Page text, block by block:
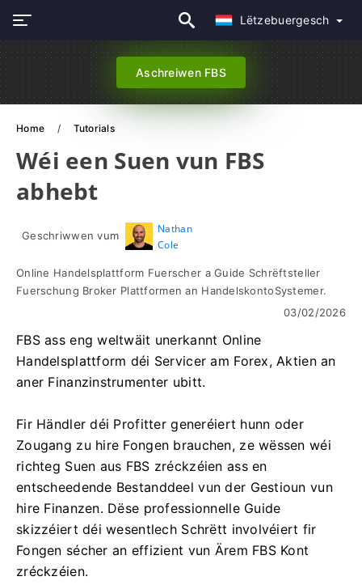
Lëtzebuergesch
Aschreiwen FBS
Home Tutorials
Wéi een Suen vun FBS
abhebt
Geschriwwen vum
Nathan
Cole
Online Handelsplattform Fuerscher a Guide Schrëftsteller
Fuerschung Broker Plattformen an HandelskontoSystemer.
03/02/2026
FBS ass eng weltwäit unerkannt Online
Handelsplattform déi Servicer am Forex, Aktien an
aner Finanzinstrumenter ubitt.
Fir Händler déi Profitter generéiert hunn oder
Zougang zu hire Fongen brauchen, ze wëssen wéi
richteg Suen aus FBS zréckzéien ass en
entscheedende Bestanddeel vun der Gestioun vun
hire Finanzen. Dëse professionnelle Guide
skizzéiert déi wesentlech Schrëtt involvéiert fir
Fongen sécher an effizient vun Ärem FBS Kont
zréckzéien.